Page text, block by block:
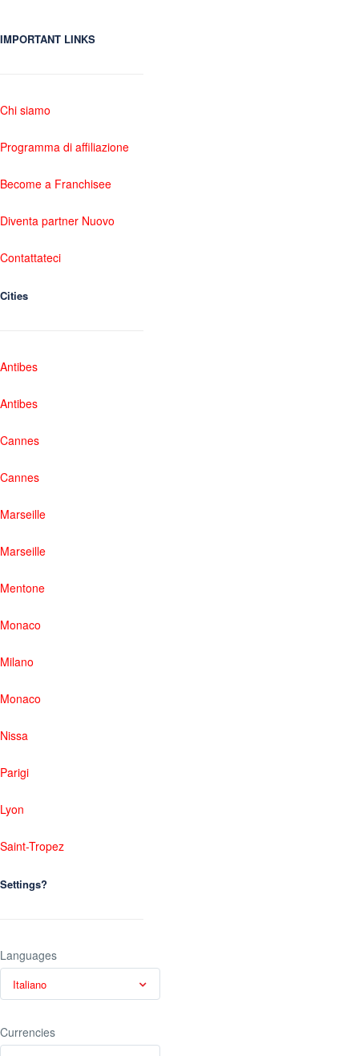
IMPORTANT LINKS
Chi siamo
Programma di affiliazione
Become a Franchisee
Diventa partner Nuovo
Contattateci
Cities
Antibes
Antibes
Cannes
Cannes
Marseille
Marseille
Mentone
Monaco
Milano
Monaco
Nissa
Parigi
Lyon
Saint-Tropez
Settings?
Languages
Italiano
Currencies